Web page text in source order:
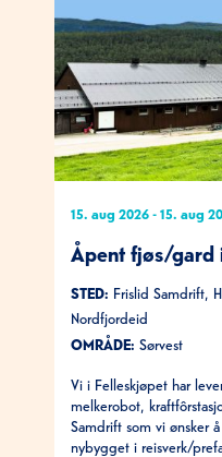
15. aug 2026-15. aug
Åpent fjøs/gard
STED:
Nordfjordeid
OMRÅDE: Sørvest
Vi i Felleskjøpet har
melkerobot,
Samdrift som vi ønsker
nybygget i reisverk/